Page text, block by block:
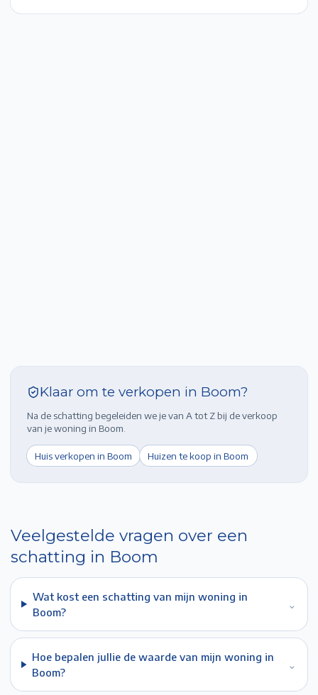
Klaar om te verkopen in Boom?
Na de schatting begeleiden we je van A tot Z bij de verkoop
van je woning in Boom
Huis verkopen in Boom Huizen te koop inBoom
Veelgestelde vragen over een
schatting in Boom
Wat kost een schatting van mijn woning in
Boom?
⌄
Hoe bepalen jullie de waarde van mijn woning in
Boom?
⌄